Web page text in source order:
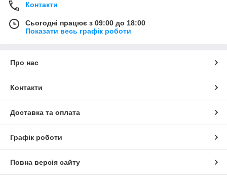
Контакти
Сьогодні працює з 09:00 до 18:00
Показати весь графік роботи
Про нас
Контакти
Доставка та оплата
Графік роботи
Повна версія сайту